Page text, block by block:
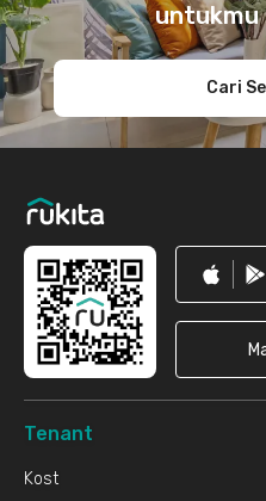
untukmu
Cari
Tenant
Kost